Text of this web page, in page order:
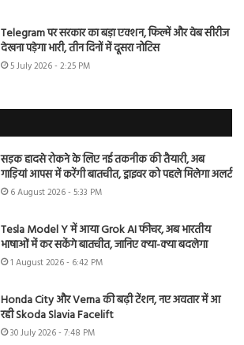
Telegram पर सरकार का बड़ा एक्शन, फिल्में और वेब सीरीज
देखना पड़ेगा भारी, तीन दिनों में दूसरा नोटिस
5 July 2026 - 2:25 PM
सड़क हादसे रोकने के लिए नई तकनीक की तैयारी, अब
गाड़ियां आपस में करेंगी बातचीत, ड्राइवर को पहले मिलेगा अलर्ट
6 August 2026 - 5:33 PM
Tesla Model Y में आया Grok AI फीचर, अब भारतीय
भाषाओं में कर सकेंगे बातचीत, जानिए क्या-क्या बदलेगा
1 August 2026 - 6:42 PM
Honda City और Verna की बढ़ी टेंशन, नए अवतार में आ
रही Skoda Slavia Facelift
30 July 2026 - 7:48 PM